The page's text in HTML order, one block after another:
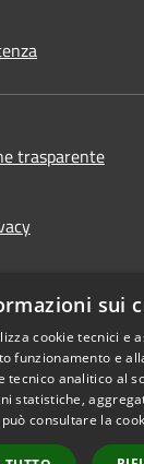
trasparente
accessibilitàsui
cookie tecnici e
funzionamento e
tecnico analitico al
statistiche,
consultare la